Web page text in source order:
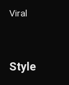
Viral
Style